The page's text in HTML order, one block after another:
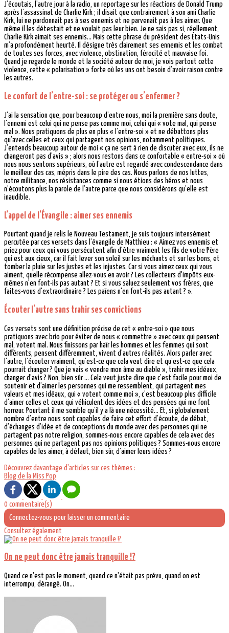
J’écoutais, l’autre jour à la radio, un reportage sur les réactions de Donald Trump
après l’assassinat de Charlie Kirk ; il disait que contrairement à son ami Charlie
Kirk, lui ne pardonnait pas à ses ennemis et ne parvenait pas à les aimer. Que
même il les détestait et ne voulait pas leur bien. Je ne sais pas si, réellement,
Charlie Kirk aimait ses ennemis… Mais cette phrase du président des États-Unis
m’a profondément heurté. Il désigne très clairement ses ennemis et les combat
de toutes ses forces, avec violence, obstination, férocité et mauvaise foi.
Quand je regarde le monde et la société autour de moi, je vois partout cette
violence, cette « polarisation » forte où les uns ont besoin d’avoir raison contre
les autres.
Le confort de l’entre-soi : se protéger ou s’enfermer ?
J’ai la sensation que, pour beaucoup d’entre nous, moi la première sans doute,
l’ennemi est celui qui ne pense pas comme moi, celui qui « vote mal, qui pense
mal ». Nous pratiquons de plus en plus « l’entre-soi » et ne débattons plus
qu’avec celles et ceux qui partagent nos opinions, notamment politiques.
J’entends beaucoup autour de moi « ça ne sert à rien de discuter avec eux, ils ne
changeront pas d’avis » ; alors nous restons dans ce confortable « entre-soi » où
nous nous sentons supérieurs, où l’autre est regardé avec condescendance dans
le meilleur des cas, mépris dans le pire des cas. Nous parlons de nos luttes,
notre militance, nos résistances comme si nous étions des héros et nous
n’écoutons plus la parole de l’autre parce que nous considérons qu’elle est
inaudible.
L’appel de l’Évangile : aimer ses ennemis
Pourtant quand je relis le Nouveau Testament, je suis toujours intensément
percutée par ces versets dans l’évangile de Matthieu : « Aimez vos ennemis et
priez pour ceux qui vous persécutent afin d'être vraiment les fils de votre Père
qui est aux cieux, car il fait lever son soleil sur les méchants et sur les bons, et
tomber la pluie sur les justes et les injustes. Car si vous aimez ceux qui vous
aiment, quelle récompense allez-vous en avoir ? Les collecteurs d'impôts eux-
mêmes n'en font-ils pas autant ? Et si vous saluez seulement vos frères, que
faites-vous d'extraordinaire ? Les païens n'en font-ils pas autant ? ».
Écouter l’autre sans trahir ses convictions
Ces versets sont une définition précise de cet « entre-soi » que nous
pratiquons avec brio pour éviter de nous « commettre » avec ceux qui pensent
mal, votent mal. Nous finissons par haïr les hommes et les femmes qui sont
différents, pensent différemment, vivent d’autres réalités. Alors parler avec
l’autre, l’écouter vraiment, qu’est-ce que cela veut dire et qu’est-ce que cela
pourrait changer ? Que je vais « vendre mon âme au diable », trahir mes idéaux,
changer d’avis ? Non, bien sûr … Cela veut juste dire que c’est facile pour moi de
soutenir et d’aimer les personnes qui me ressemblent, qui partagent mes
valeurs et mes idéaux, qui « votent comme moi », c’est beaucoup plus difficile
d’aimer celles et ceux qui véhiculent des idées et des pensées qui me font
horreur. Pourtant il me semble qu’il y a là une nécessité… Et, si globalement
nombre d’entre nous sont capables de faire cet effort d’écoute, de débat,
d’échanges d’idée et de conceptions du monde avec des personnes qui ne
partagent pas notre religion, sommes-nous encore capables de cela avec des
personnes qui ne partagent pas nos opinions politiques ? Sommes-nous encore
capables de les aimer, à défaut, bien sûr, d’aimer leurs idées ?
Découvrez davantage d'articles sur ces thèmes :
Blog de la Miss Pop
0 commentaire(s)
Connectez-vous pour laisser un commentaire
Consultez également
On ne peut donc être jamais tranquille !?
Quand ce n'est pas le moment, quand ce n'était pas prévu, quand on est
interrompu, dérangé. On...